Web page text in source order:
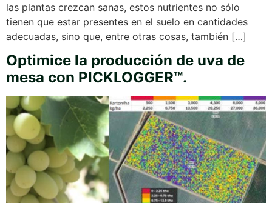
las plantas crezcan sanas, estos nutrientes no sólo
tienen que estar presentes en el suelo en cantidades
adecuadas, sino que, entre otras cosas, también […]
Optimice la producción de uva de
mesa con PICKLOGGER™.